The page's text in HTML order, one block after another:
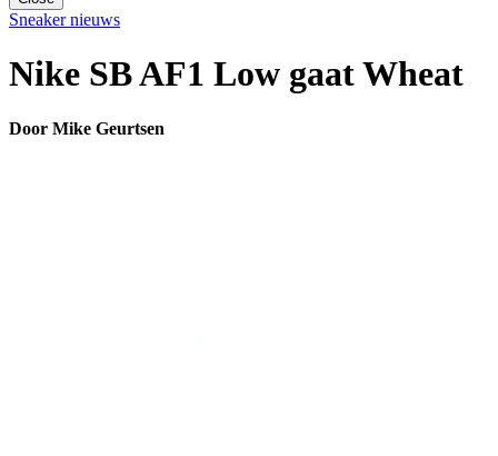
Sneaker nieuws
Nike SB AF1 Low gaat Wheat
Door Mike Geurtsen